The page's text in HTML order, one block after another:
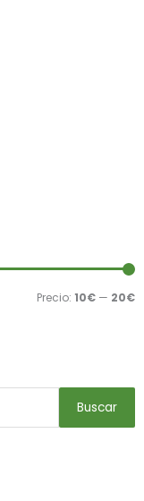
Precio: 10€ — 20€
Buscar